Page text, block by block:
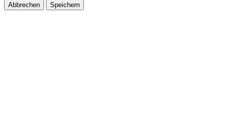
Abbrechen Speichern